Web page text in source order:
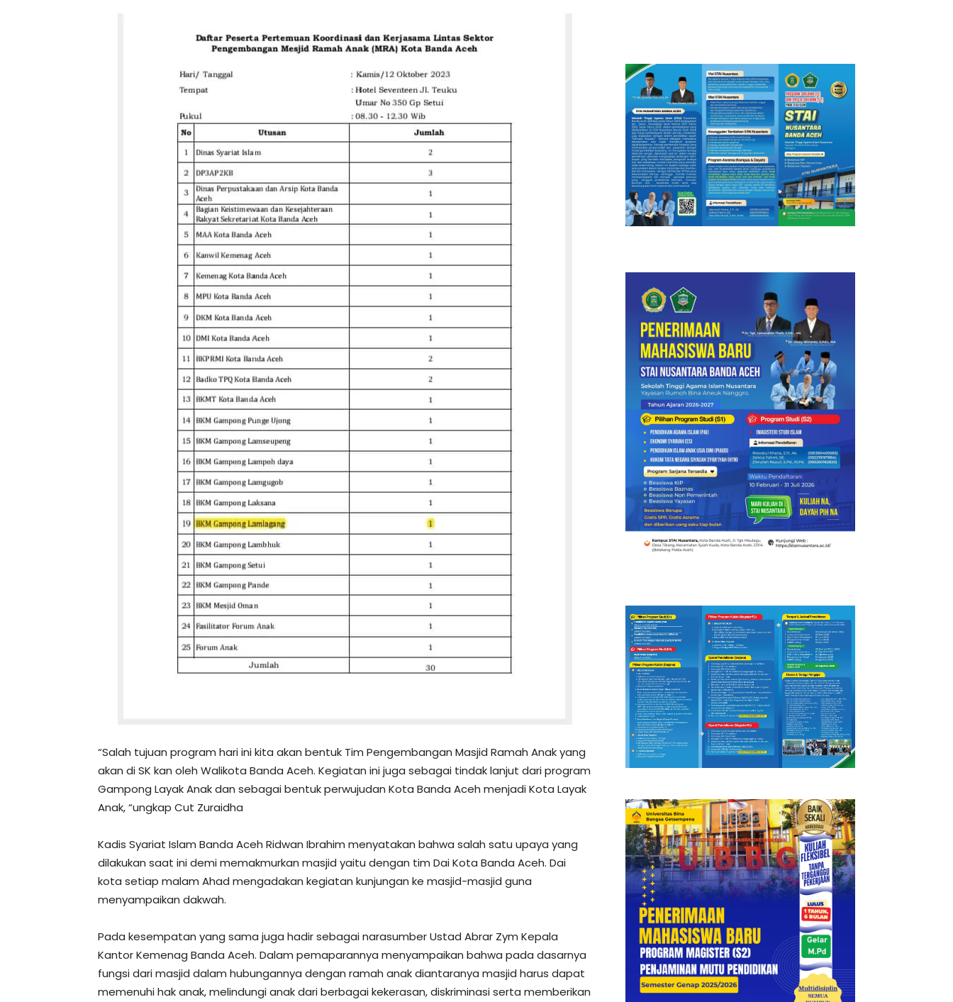
“Salah tujuan program hari ini kita akan bentuk Tim Pengembangan Masjid Ramah Anak yang
akan di SK kan oleh Walikota Banda Aceh. Kegiatan ini juga sebagai tindak lanjut dari program
Gampong Layak Anak dan sebagai bentuk perwujudan Kota Banda Aceh menjadi Kota Layak
Anak, “ungkap Cut Zuraidha
Kadis Syariat Islam Banda Aceh Ridwan Ibrahim menyatakan bahwa salah satu upaya yang
dilakukan saat ini demi memakmurkan masjid yaitu dengan tim Dai Kota Banda Aceh. Dai
kota setiap malam Ahad mengadakan kegiatan kunjungan ke masjid-masjid guna
menyampaikan dakwah.
Pada kesempatan yang sama juga hadir sebagai narasumber Ustad Abrar Zym Kepala
Kantor Kemenag Banda Aceh. Dalam pemaparannya menyampaikan bahwa pada dasarnya
fungsi dari masjid dalam hubungannya dengan ramah anak diantaranya masjid harus dapat
memenuhi hak anak, melindungi anak dari berbagai kekerasan, diskriminasi serta memberikan